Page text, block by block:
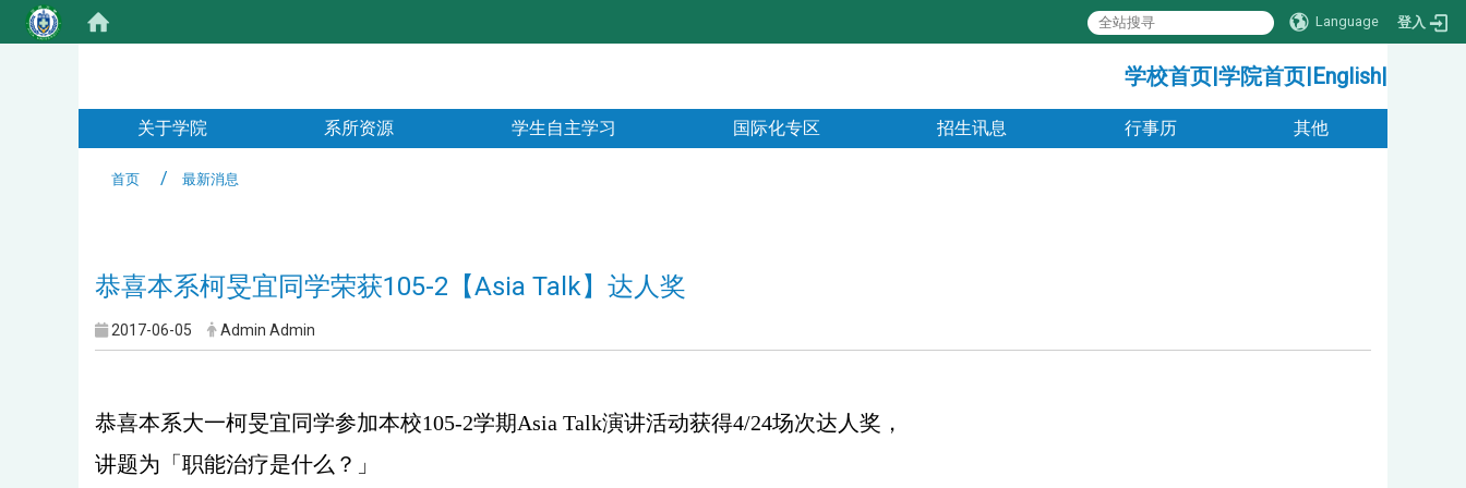
Language 登入
学校首页|学院首页|English|
关于学院 系所资源 学生自主学习 国际化专区 招生讯息 行事历 其他
首页 最新消息
恭喜本系柯旻宜同学荣获105-2【Asia Talk】达人奖
2017-06-05 Admin Admin
恭喜本系大一柯旻宜同学参加本校105-2学期Asia Talk演讲活动获得4/24场次达人奖，
讲题为「职能治疗是什么？」